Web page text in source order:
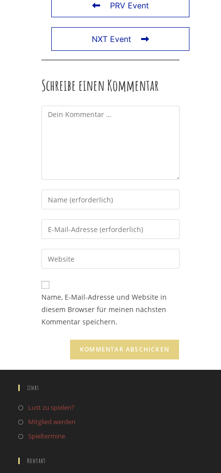
PRV Event
NXT Event
Schreibe einen Kommentar
Kommentar
Gib
deinen
Namen
oder
zum
Kommentieren
ein
Gib
deine
E-
Mail-
zum
Kommentieren
ein
Gib
deine
Website-
URL
Name, E-Mail-Adresse und Website in
diesem Browser für meinen nächsten
Kommentar speichern.
Links
Lust zu spielen?
Mitglied werden
Spieltermine
Kontakt